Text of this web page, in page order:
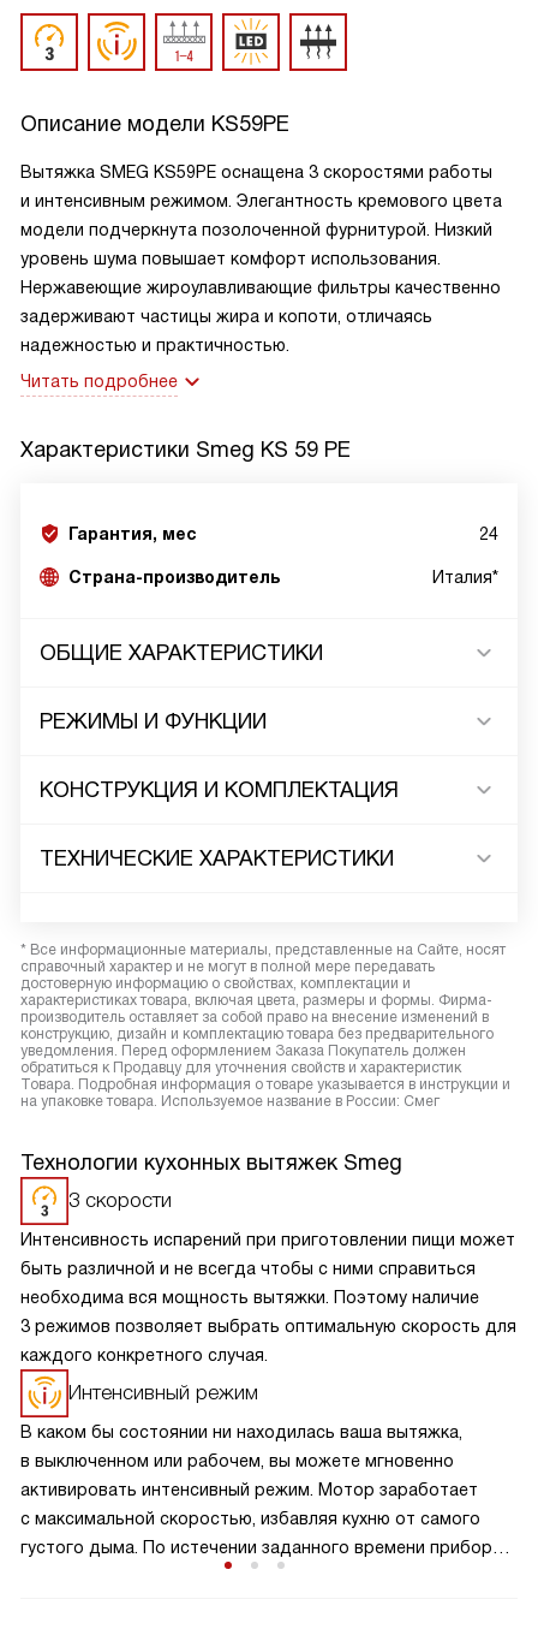
Описание модели KS59PE
Вытяжка SMEG KS59PE оснащена 3 скоростями работы
и интенсивным режимом. Элегантность кремового цвета
модели подчеркнута позолоченной фурнитурой. Низкий
уровень шума повышает комфорт использования.
Нержавеющие жироулавливающие фильтры качественно
задерживают частицы жира и копоти, отличаясь
надежностью и практичностью.
Читать подробнее
Характеристики Smeg KS 59 PE
Гарантия, мес 24
Страна-производитель Италия*
ОБЩИЕ ХАРАКТЕРИСТИКИ
РЕЖИМЫ И ФУНКЦИИ
КОНСТРУКЦИЯ И КОМПЛЕКТАЦИЯ
ТЕХНИЧЕСКИЕ ХАРАКТЕРИСТИКИ
* Все информационные материалы, представленные на Сайте, носят
справочный характер и не могут в полной мере передавать
достоверную информацию о свойствах, комплектации и
характеристиках товара, включая цвета, размеры и формы. Фирма-
производитель оставляет за собой право на внесение изменений в
конструкцию, дизайн и комплектацию товара без предварительного
уведомления. Перед оформлением Заказа Покупатель должен
обратиться к Продавцу для уточнения свойств и характеристик
Товара. Подробная информация о товаре указывается в инструкции и
на упаковке товара. Используемое название в России: Смег
Технологии кухонных вытяжек Smeg
3 скорости
Интенсивность испарений при приготовлении пищи может
быть различной и не всегда чтобы с ними справиться
необходима вся мощность вытяжки. Поэтому наличие
3 режимов позволяет выбрать оптимальную скорость для
каждого конкретного случая.
Интенсивный режим
В каком бы состоянии ни находилась ваша вытяжка,
в выключенном или рабочем, вы можете мгновенно
активировать интенсивный режим. Мотор заработает
с максимальной скоростью, избавляя кухню от самого
густого дыма. По истечении заданного времени прибор